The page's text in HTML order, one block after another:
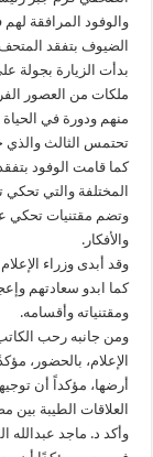
والوفود المرافقة
الضيوف بتفقد
ملكات من العصور
منهم ودورة في الحياة
تحتمس الثالث
كما قامت الوفود
المختلفة والتي
وتضم مقتنيات تحكي عن
والأفكار.
وقد أبدى وزراء
كما ابدو سعادتهم
ومقتنياته وأقسامه.
ومن جانبه رحب
الإعلام، بالحضور،
أرضها، مؤكداً أن
العلاقات الطيبة بين
وأكد د. ماجد عبدالله